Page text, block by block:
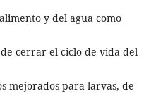
y del agua como
cerrar el ciclo de vida del
mejorados para larvas, de